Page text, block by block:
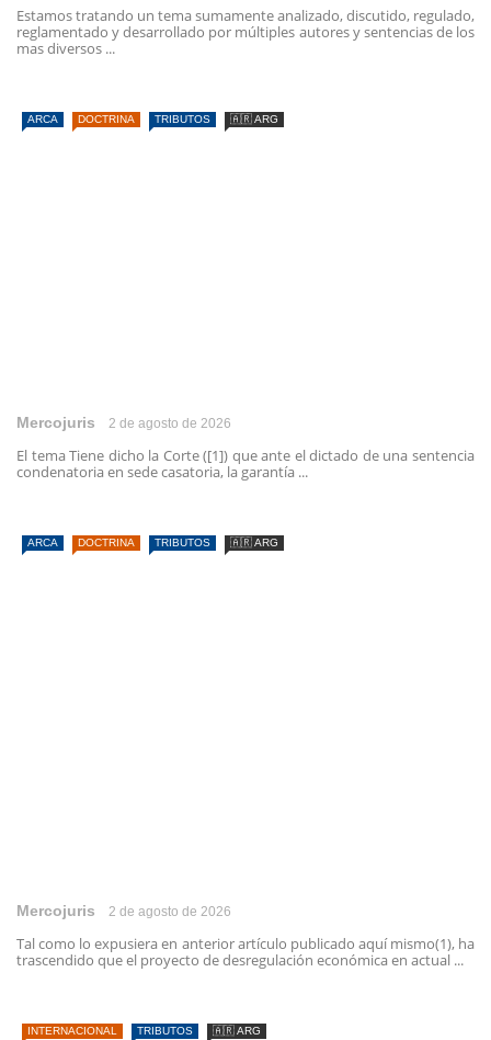
Estamos tratando un tema sumamente analizado, discutido, regulado,
reglamentado y desarrollado por múltiples autores y sentencias de los
mas diversos ...
ARCA DOCTRINA TRIBUTOS 🇦🇷 ARG
Mercojuris 2 de agosto de 2026
El tema Tiene dicho la Corte ([1]) que ante el dictado de una sentencia
condenatoria en sede casatoria, la garantía ...
ARCA DOCTRINA TRIBUTOS 🇦🇷 ARG
Mercojuris 2 de agosto de 2026
Tal como lo expusiera en anterior artículo publicado aquí mismo(1), ha
trascendido que el proyecto de desregulación económica en actual ...
INTERNACIONAL TRIBUTOS 🇦🇷 ARG